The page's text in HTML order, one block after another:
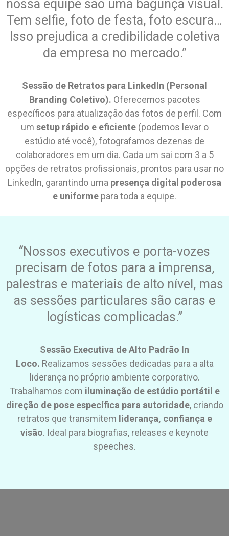
nossa equipe são uma bagunça visual.
Tem selfie, foto de festa, foto escura…
Isso prejudica a credibilidade coletiva
da empresa no mercado.”
Sessão de Retratos para LinkedIn (Personal
Branding Coletivo). Oferecemos pacotes
específicos para atualização das fotos de perfil. Com
um setup rápido e eficiente(podemos levar o
estúdio até você), fotografamos dezenas de
colaboradores em um dia. Cada um sai com 3 a 5
opções de retratos profissionais, prontos para usar no
LinkedIn, garantindo uma presença digital poderosa
e uniforme para toda a equipe.
“Nossos executivos e porta-vozes
precisam de fotos para a imprensa,
palestras e materiais de alto nível, mas
as sessões particulares são caras e
logísticas complicadas.”
Sessão Executiva de Alto Padrão In
Loco. Realizamos sessões dedicadas para a alta
liderança no próprio ambiente corporativo.
Trabalhamos com iluminação de estúdio portátil e
direção de pose específica para autoridade, criando
retratos que transmitem liderança, confiança e
visão. Ideal para biografias, releases e keynote
speeches.